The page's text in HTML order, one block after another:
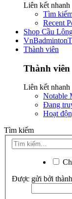
Liên kết nhanh
Tìm
Recent
Shop Cầu
Thành viên
Thành viên
Liên kết nhanh
Notable
Đang
Hoạt
Tìm kiếm
Được gửi bởi